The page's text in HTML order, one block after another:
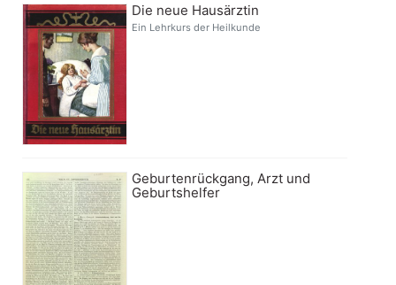
Die neue Hausärztin
Ein Lehrkurs der Heilkunde
Geburtenrückgang, Arzt und
Geburtshelfer